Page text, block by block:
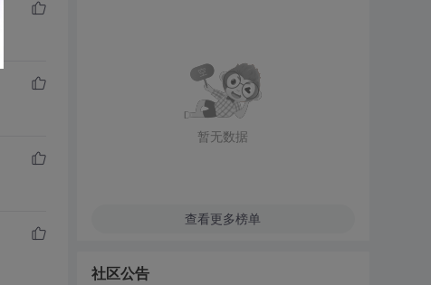
暂无数据
查看更多榜单
社区公告